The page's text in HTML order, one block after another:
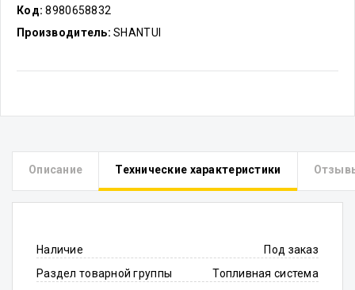
Код: 8980658832
Производитель: SHANTUI
Описание Технические характеристики
Наличие
Под заказ
Раздел товарной группы
Топливная система